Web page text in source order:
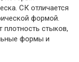
СК отличается
формой.
плотность стыков,
формы и